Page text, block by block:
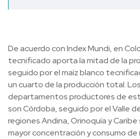
De acuerdo con Index Mundi, en
tecnificado aporta la mitad de la
seguido por el maíz blanco
un cuarto de la producción total.
departamentos productores de
son Córdoba, seguido por el Valle
regiones Andina, Orinoquía y
mayor concentración y consumo de